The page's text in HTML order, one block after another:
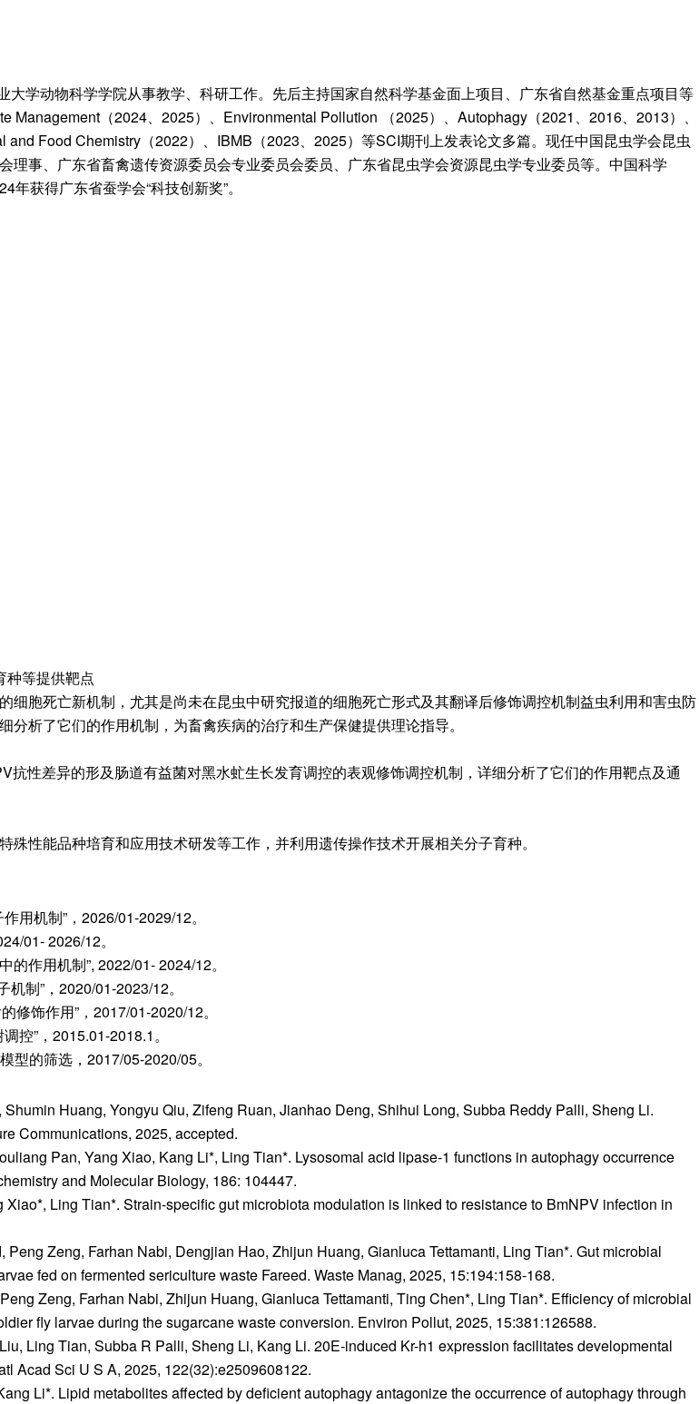
学动物科学学院从事教学、科研工作。先后主持国家自然科学基金面上项目、广东省自然基金重点项目等
（2024、2025）、Environmental Pollution （2025）、Autophagy（2021、2016、2013）、
Food Chemistry（2022）、IBMB（2023、2025）等SCI期刊上发表论文多篇。现任中国昆虫学会昆虫
事、广东省畜禽遗传资源委员会专业委员会委员、广东省昆虫学会资源昆虫学专业委员等。中国科学
获得广东省蚕学会“科技创新奖”。
种等提供靶点
胞死亡新机制，尤其是尚未在昆虫中研究报道的细胞死亡形式及其翻译后修饰调控机制益虫利用和害虫防
析了它们的作用机制，为畜禽疾病的治疗和生产保健提供理论指导。
性差异的形及肠道有益菌对黑水虻生长发育调控的表观修饰调控机制，详细分析了它们的作用靶点及通
性能品种培育和应用技术研发等工作，并利用遗传操作技术开展相关分子育种。
用机制”，2026/01-2029/12。
01- 2026/12。
作用机制”, 2022/01- 2024/12。
制”，2020/01-2023/12。
修饰作用”，2017/01-2020/12。
控”，2015.01-2018.1。
的筛选，2017/05-2020/05。
Huang, Yongyu Qiu, Zifeng Ruan, Jianhao Deng, Shihui Long, Subba Reddy Palli, Sheng Li.
Communications, 2025, accepted.
Pan, Yang Xiao, Kang Li*, Ling Tian*. Lysosomal acid lipase-1 functions in autophagy occurrence
and Molecular Biology, 186: 104447.
Ling Tian*. Strain-specific gut microbiota modulation is linked to resistance to BmNPV infection in
Zeng, Farhan Nabi, Dengjian Hao, Zhijun Huang, Gianluca Tettamanti, Ling Tian*. Gut microbial
fed on fermented sericulture waste Fareed. Waste Manag, 2025, 15:194:158-168.
Zeng, Farhan Nabi, Zhijun Huang, Gianluca Tettamanti, Ting Chen*, Ling Tian*. Efficiency of microbial
fly larvae during the sugarcane waste conversion. Environ Pollut, 2025, 15:381:126588.
Ling Tian, Subba R Palli, Sheng Li, Kang Li. 20E-induced Kr-h1 expression facilitates developmental
Acad Sci U S A, 2025, 122(32):e2509608122.
Li*. Lipid metabolites affected by deficient autophagy antagonize the occurrence of autophagy through